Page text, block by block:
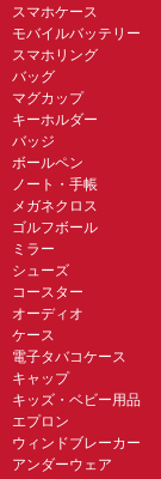
スマホケース
モバイルバッテリー
スマホリング
バッグ
マグカップ
キーホルダー
バッジ
ボールペン
ノート・手帳
メガネクロス
ゴルフボール
ミラー
シューズ
コースター
オーディオ
ケース
電子タバコケース
キャップ
キッズ・ベビー用品
エプロン
ウィンドブレーカー
アンダーウェア